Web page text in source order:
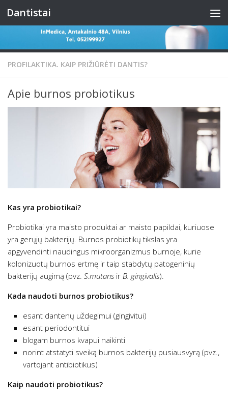
Skip to content
Dantistai
PROFILAKTIKA. KAIP PRIŽIŪRĖTI DANTIS?
Apie burnos probiotikus
Kas yra probiotikai?
Probiotikai yra maisto produktai ar maisto papildai, kuriuose
yra gerųjų bakterijų. Burnos probiotikų tikslas yra
apgyvendinti naudingus mikroorganizmus burnoje, kurie
kolonizuotų burnos ertmę ir taip stabdytų patogeninių
bakterijų augimą (pvz. S.mutans ir B. gingivalis).
Kada naudoti burnos probiotikus?
esant dantenų uždegimui (gingivitui)
esant periodontitui
blogam burnos kvapui naikinti
norint atstatyti sveiką burnos bakterijų pusiausvyrą (pvz.,
vartojant antibiotikus)
Kaip naudoti probiotikus?